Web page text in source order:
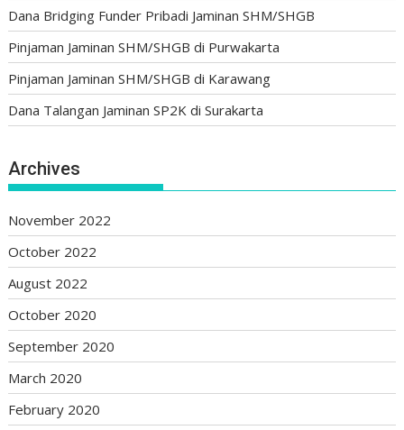
Dana Bridging Funder Pribadi Jaminan SHM/SHGB
Pinjaman Jaminan SHM/SHGB di Purwakarta
Pinjaman Jaminan SHM/SHGB di Karawang
Dana Talangan Jaminan SP2K di Surakarta
Archives
November 2022
October 2022
August 2022
October 2020
September 2020
March 2020
February 2020